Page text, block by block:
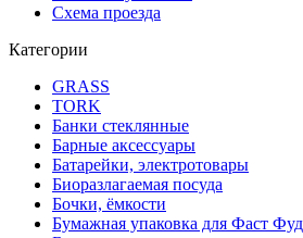
Схема проезда
Категории
GRASS
TORK
Банки стеклянные
Барные аксессуары
Батарейки, электротовары
Биоразлагаемая посуда
Бочки, ёмкости
Бумажная упаковка для Фаст